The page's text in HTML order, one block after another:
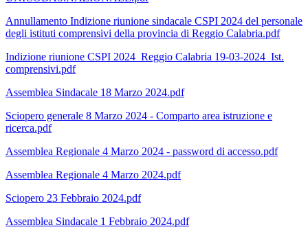
Annullamento Indizione riunione sindacale CSPI 2024 del personale
degli istituti comprensivi della provincia di Reggio Calabria.pdf
Indizione riunione CSPI 2024_Reggio Calabria 19-03-2024_Ist.
comprensivi.pdf
Assemblea Sindacale 18 Marzo 2024.pdf
Sciopero generale 8 Marzo 2024 - Comparto area istruzione e
ricerca.pdf
Assemblea Regionale 4 Marzo 2024 - password di accesso.pdf
Assemblea Regionale 4 Marzo 2024.pdf
Sciopero 23 Febbraio 2024.pdf
Assemblea Sindacale 1 Febbraio 2024.pdf